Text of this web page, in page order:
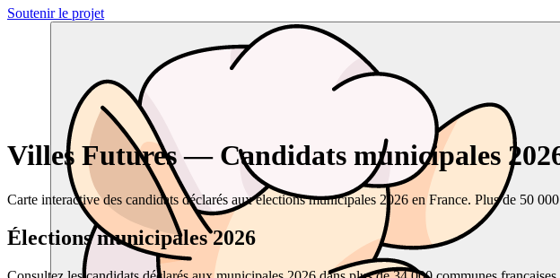
Soutenir le projet
Villes Futures — Candidats municipales
Carte interactive des candidats déclarés aux élections municipales 2026 en France. Plus de 50
Élections municipales 2026